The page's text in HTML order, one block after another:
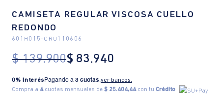
CAMISETA REGULAR VISCOSA CUELLO
REDONDO
601H015- CRU110606
$ 139.900$ 83.940
0% Interés Pagando a 3 cuotas.ver bancos.
Compra a 4cuotas mensuales de $ 25.404,44 con tu Crédito